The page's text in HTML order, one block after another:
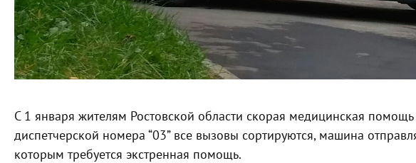
С 1 января жителям Ростовской области скорая медицинская
диспетчерской номера “03” все вызовы сортируются, машина
которым требуется экстренная помощь.